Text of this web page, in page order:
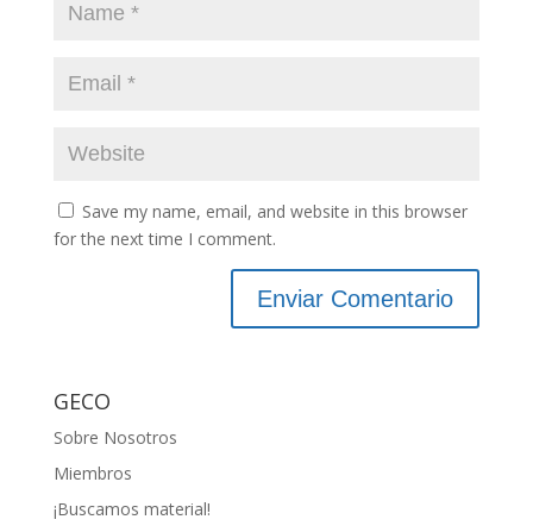
Save my name, email, and website in this browser
for the next time I comment.
GECO
Sobre Nosotros
Miembros
¡Buscamos material!